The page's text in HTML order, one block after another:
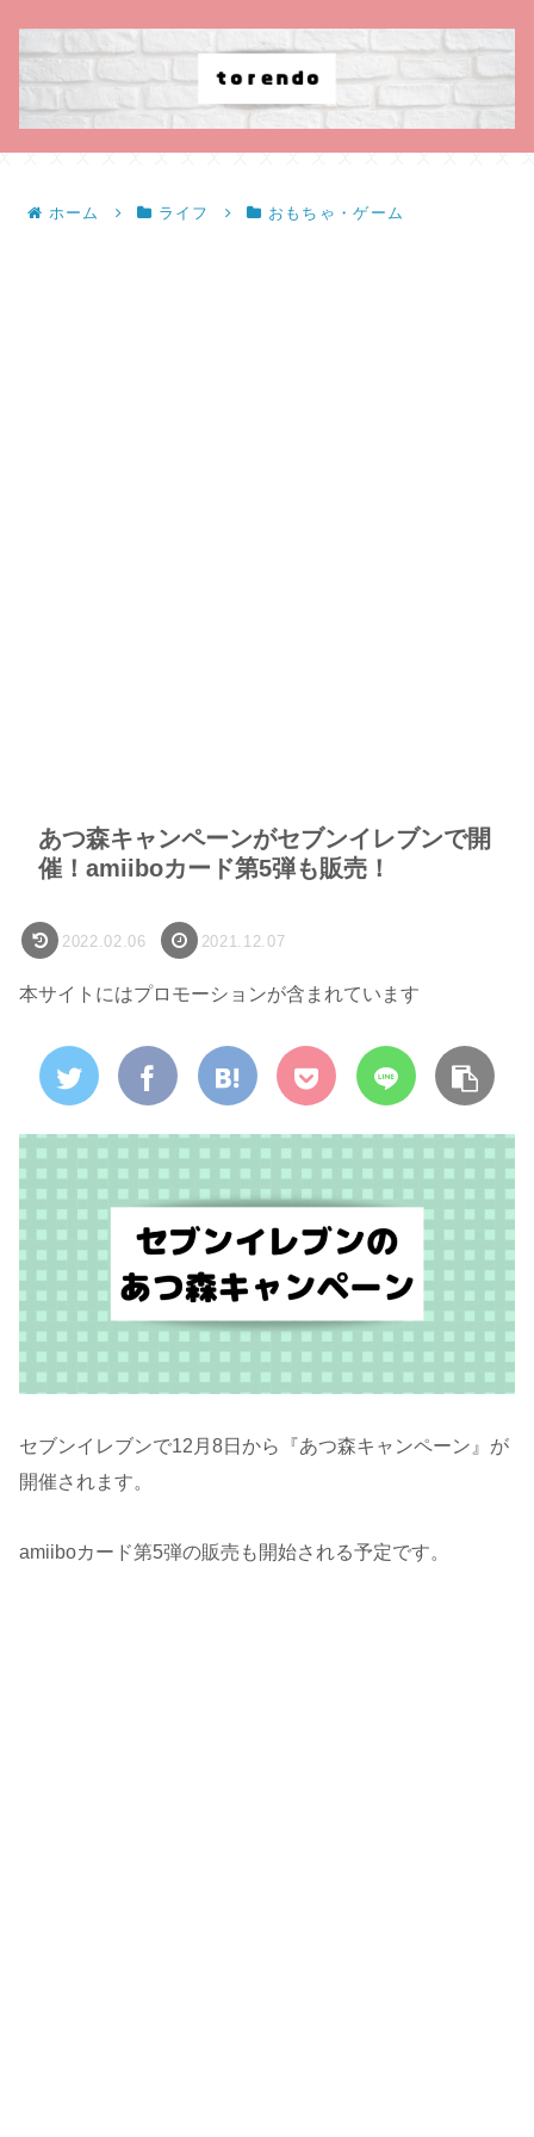
ホーム ライフ おもちゃ・ゲーム
あつ森キャンペーンがセブンイレブンで開
催！amiiboカード第5弾も販売！
2022.02.06 2021.12.07
本サイトにはプロモーションが含まれています
セブンイレブンで12月8日から『あつ森キャンペーン』が
開催されます。
amiiboカード第5弾の販売も開始される予定です。